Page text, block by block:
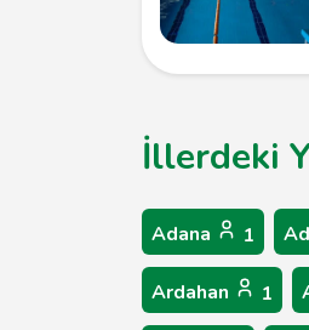
İllerdeki
Adana 1
Ardahan 1